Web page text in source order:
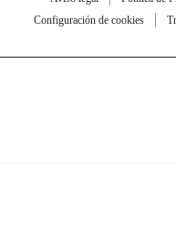
Configuración de cookies